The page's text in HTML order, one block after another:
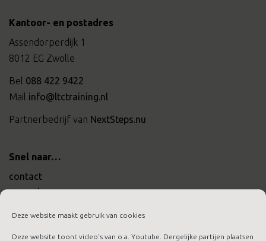
Deze website maakt gebruik van cookies
Deze website toont video's van o.a. Youtube. Dergelijke partijen plaatsen
Kantoor- en postadres
Assendorperdijk 1
8012 EG Zwolle
Bel 088 422 9422
Mail info@ltctraining.nl
Partnerbedrijf van NextSteps.nu
Snel naar…
contact
actueel